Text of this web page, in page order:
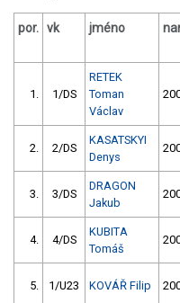
por. vk jméno
1. 1/DS
RETEK
Toman
Václav
2. 2/DS
KASATSKYI
Denys
3. 3/DS
DRAGON
Jakub
4. 4/DS
KUBITA
Tomáš
5. 1/U23 KOVÁŘ Filip